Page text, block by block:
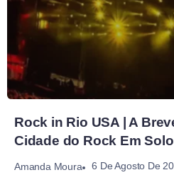
Rock in Rio USA | A
Cidade do Rock Em
Amanda Moura 6 De Agosto De